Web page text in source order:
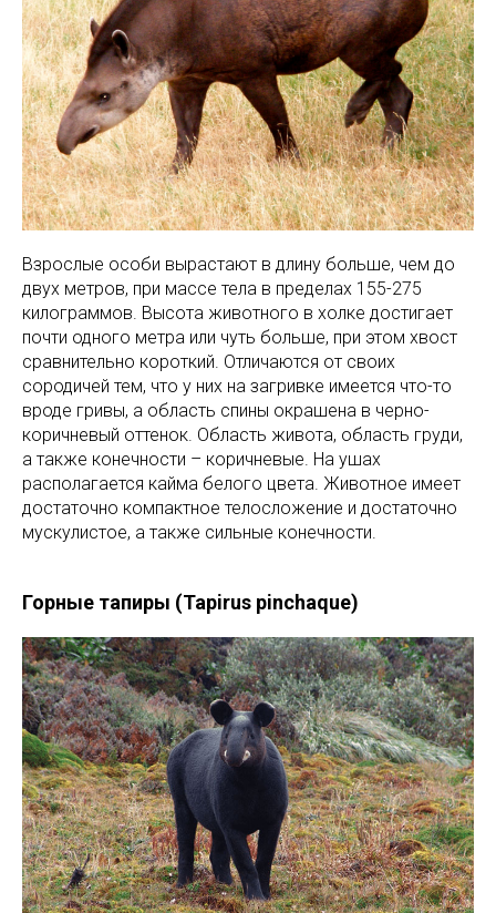
Взрослые особи вырастают в длину больше, чем до
двух метров, при массе тела в пределах 155-275
килограммов. Высота животного в холке достигает
почти одного метра или чуть больше, при этом хвост
сравнительно короткий. Отличаются от своих
сородичей тем, что у них на загривке имеется что-то
вроде гривы, а область спины окрашена в черно-
коричневый оттенок. Область живота, область груди,
а также конечности – коричневые. На ушах
располагается кайма белого цвета. Животное имеет
достаточно компактное телосложение и достаточно
мускулистое, а также сильные конечности.
Горные тапиры (Tapirus pinchaque)